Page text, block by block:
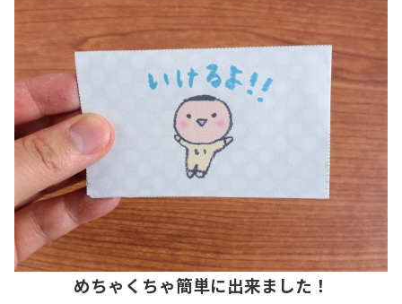
めちゃくちゃ簡単に出来ました！